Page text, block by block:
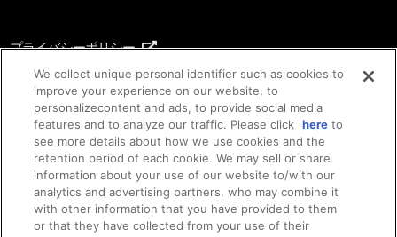
プライバシーポリシー
ご利用条件
著作権について
アイデア等のご提案について
We collect unique personal identifier such as cookies to
improve your experience on our website, to
personalizecontent and ads, to provide social media
features and to analyze our traffic. Please click here to
see more details about how we use cookies and the
retention period of each cookie. We may sell or share
information about your use of our website to/with our
analytics and advertising partners, who may combine it
with other information that you have provided to them
or that they have collected from your use of their